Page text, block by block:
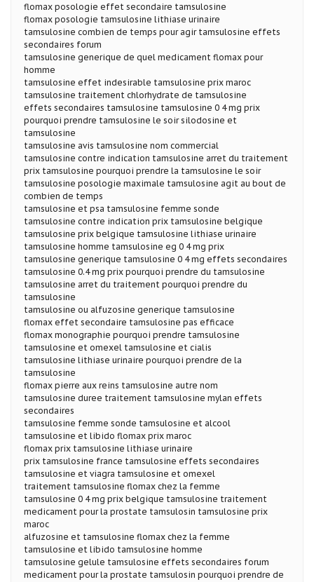
flomax posologie effet secondaire tamsulosine
flomax posologie tamsulosine lithiase urinaire
tamsulosine combien de temps pour agir tamsulosine effets
secondaires forum
tamsulosine generique de quel medicament flomax pour
homme
tamsulosine effet indesirable tamsulosine prix maroc
tamsulosine traitement chlorhydrate de tamsulosine
effets secondaires tamsulosine tamsulosine 0 4 mg prix
pourquoi prendre tamsulosine le soir silodosine et
tamsulosine
tamsulosine avis tamsulosine nom commercial
tamsulosine contre indication tamsulosine arret du traitement
prix tamsulosine pourquoi prendre la tamsulosine le soir
tamsulosine posologie maximale tamsulosine agit au bout de
combien de temps
tamsulosine et psa tamsulosine femme sonde
tamsulosine contre indication prix tamsulosine belgique
tamsulosine prix belgique tamsulosine lithiase urinaire
tamsulosine homme tamsulosine eg 0 4 mg prix
tamsulosine generique tamsulosine 0 4 mg effets secondaires
tamsulosine 0.4 mg prix pourquoi prendre du tamsulosine
tamsulosine arret du traitement pourquoi prendre du
tamsulosine
tamsulosine ou alfuzosine generique tamsulosine
flomax effet secondaire tamsulosine pas efficace
flomax monographie pourquoi prendre tamsulosine
tamsulosine et omexel tamsulosine et cialis
tamsulosine lithiase urinaire pourquoi prendre de la
tamsulosine
flomax pierre aux reins tamsulosine autre nom
tamsulosine duree traitement tamsulosine mylan effets
secondaires
tamsulosine femme sonde tamsulosine et alcool
tamsulosine et libido flomax prix maroc
flomax prix tamsulosine lithiase urinaire
prix tamsulosine france tamsulosine effets secondaires
tamsulosine et viagra tamsulosine et omexel
traitement tamsulosine flomax chez la femme
tamsulosine 0 4 mg prix belgique tamsulosine traitement
medicament pour la prostate tamsulosin tamsulosine prix
maroc
alfuzosine et tamsulosine flomax chez la femme
tamsulosine et libido tamsulosine homme
tamsulosine gelule tamsulosine effets secondaires forum
medicament pour la prostate tamsulosin pourquoi prendre de